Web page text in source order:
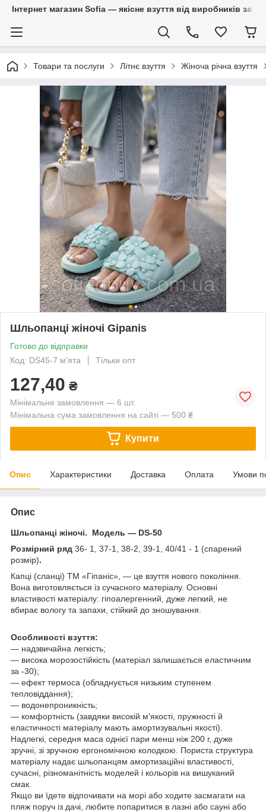
Інтернет магазин Sofia — якісне взуття від виробників за
Товари та послуги Літнє взуття Жіноча річна взуття
Шльопанці жіночі Gipanis
Готово до відправки
Код: DS45-7 мʼята
Тільки опт
127,40 ₴
Мінімальне замовлення — 6 шт.
Мінімальна сума замовлення на сайті — 500 ₴
Купити
Опис Характеристики Доставка Оплата Умови
Опис
Шльопанці жіночі. Модель ― DS-50
Розмірний ряд 36- 1, 37-1, 38-2, 39-1, 40/41 - 1 (спарений
розмір).
Капці (сланці) ТМ «Гіпаніс», — це взуття нового покоління.
Вона виготовляється із сучасного матеріалу. Основні
властивості матеріалу: гіпоалергенний, дуже легкий, не
вбирає вологу та запахи, стійкий до зношування.
Особливості взуття:
— надзвичайна легкість;
― висока морозостійкість (матеріал залишається еластичним
за -30);
― ефект термоса (обладнується низьким ступенем
тепловіддання);
― водонепроникність;
— комфортність (завдяки високій м'якості, пружності й
еластичності матеріалу мають амортизувальні якості).
Надлегкі, середня маса однієї пари менш ніж 200 г, дуже
зручні, зі зручною ергономічною колодкою. Пориста структура
матеріалу надає шльопанцям амортизаційні властивості,
сучасні, різноманітність моделей і кольорів на вишуканий
смак.
Якщо ви їдете відпочивати на морі або ходите засмагати на
пляж поруч із дачі, любите попаритися в лазні або сауні або